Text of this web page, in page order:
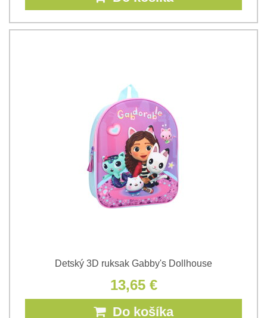
Detský 3D ruksak Gabby's Dollhouse
13,65 €
Do košíka